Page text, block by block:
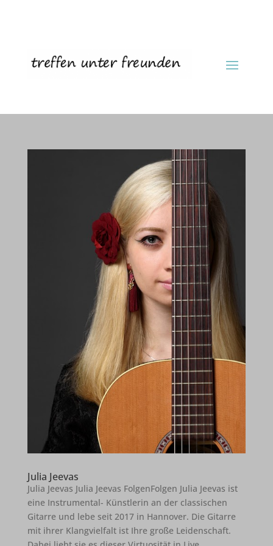
Julia Jeevas
Julia Jeevas Julia Jeevas FolgenFolgen Julia Jeevas ist
eine Instrumental- Künstlerin an der classischen
Gitarre und lebe seit 2017 in Hannover. Die Gitarre
mit ihrer Klangvielfalt ist Ihre große Leidenschaft.